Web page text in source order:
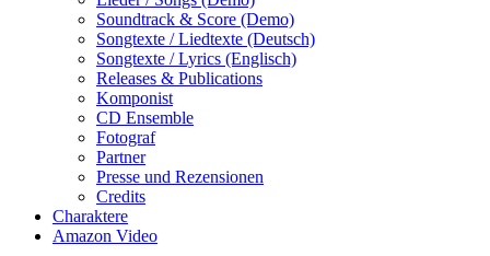
Soundtrack & Score (Demo)
Songtexte / Liedtexte (Deutsch)
Songtexte / Lyrics (Englisch)
Releases & Publications
Komponist
CD Ensemble
Fotograf
Partner
Presse und Rezensionen
Credits
Charaktere
Amazon Video